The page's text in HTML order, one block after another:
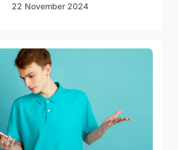
22 November 2024